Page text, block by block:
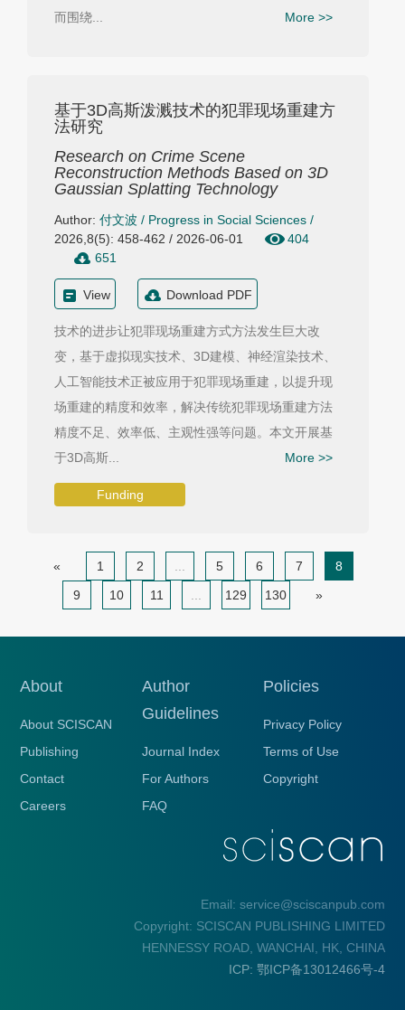
而围绕...
More >>
基于3D高斯泼溅技术的犯罪现场重建方
法研究
Research on Crime Scene
Reconstruction Methods Based on 3D
Gaussian Splatting Technology
Author: 付文波 / Progress in Social Sciences /
2026,8(5): 458-462 / 2026-06-01
404
651
View Download PDF
技术的进步让犯罪现场重建方式方法发生巨大改
变，基于虚拟现实技术、3D建模、神经渲染技术、
人工智能技术正被应用于犯罪现场重建，以提升现
场重建的精度和效率，解决传统犯罪现场重建方法
精度不足、效率低、主观性强等问题。本文开展基
于3D高斯...
More >>
Funding
« 1 2 5 6 7
8
9
10 11 129 130 »
About
About SCISCAN
Publishing
Contact
Careers
Author
Guidelines
Journal Index
For Authors
FAQ
Policies
Privacy Policy
Terms of Use
Copyright
Email: service@sciscanpub.com
Copyright: SCISCAN PUBLISHING LIMITED
HENNESSY ROAD, WANCHAI, HK, CHINA
ICP: 鄂ICP备13012466号-4